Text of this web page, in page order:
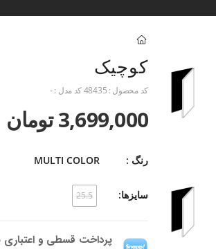
کوچیک
کد محصول : 48435کد مدل :-
3,699,000 تومان
رنگ : MULTI COLOR
سایزها: 25.5
پرداخت قسطی و اعتباری